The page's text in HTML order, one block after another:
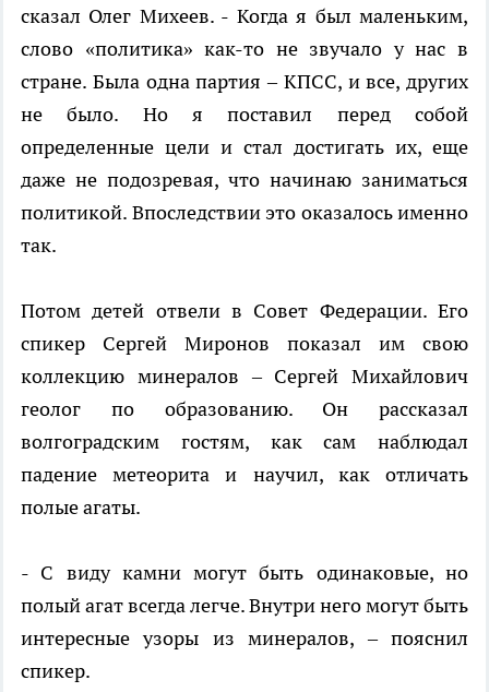
сказал Олег Михеев. - Когда я был маленьким,
слово «политика» как-то не звучало у нас в
стране. Была одна партия – КПСС, и все, других
не было. Но я поставил перед собой
определенные цели и стал достигать их, еще
даже не подозревая, что начинаю заниматься
политикой. Впоследствии это оказалось именно
так.
Потом детей отвели в Совет Федерации. Его
спикер Сергей Миронов показал им свою
коллекцию минералов – Сергей Михайлович
геолог по образованию. Он рассказал
волгоградским гостям, как сам наблюдал
падение метеорита и научил, как отличать
полые агаты.
- С виду камни могут быть одинаковые, но
полый агат всегда легче. Внутри него могут быть
интересные узоры из минералов, – пояснил
спикер.